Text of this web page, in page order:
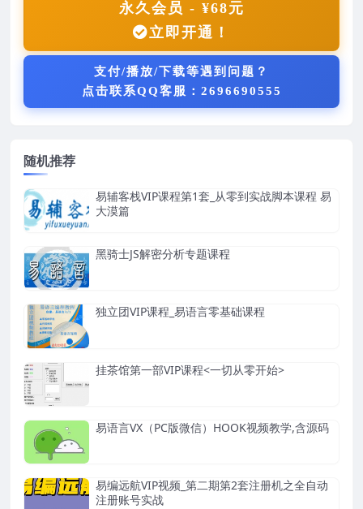
永久会员 - ¥68元
立即开通！
支付/播放/下载等遇到问题？
点击联系QQ客服：2696690555
随机推荐
易辅客栈VIP课程第1套_从零到实战脚本课程 易
大漠篇
黑骑士JS解密分析专题课程
独立团VIP课程_易语言零基础课程
挂茶馆第一部VIP课程<一切从零开始>
易语言VX（PC版微信）HOOK视频教学,含源码
易编远航VIP视频_第二期第2套注册机之全自动
注册账号实战